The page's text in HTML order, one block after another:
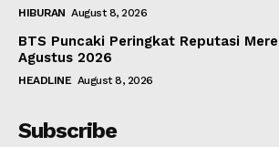
HIBURAN August 8, 2026
BTS Puncaki Peringkat Reputasi
Agustus 2026
HEADLINE August 8, 2026
Subscribe